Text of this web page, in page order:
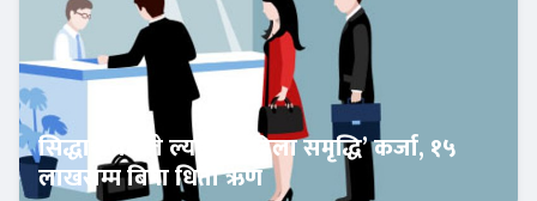
सिद्धार्थ बैंकले ल्यायो ‘महिला समृद्धि’ कर्जा, १५
लाखसम्म बिना धितो ऋण